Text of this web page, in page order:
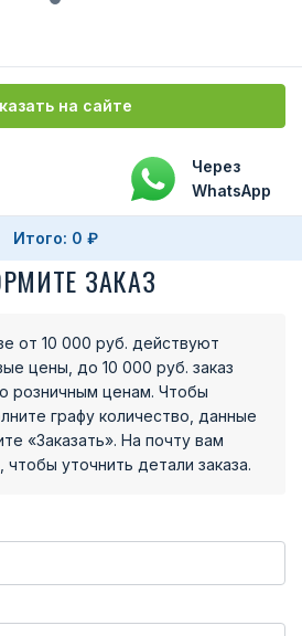
на сайте
Через
WhatsApp
Итого: 0 ₽
ЗАКАЗ
от 10 000 руб. действуют
цены, до 10 000 руб. заказ
розничным ценам. Чтобы
графу количество, данные
«Заказать». На почту вам
уточнить детали заказа.